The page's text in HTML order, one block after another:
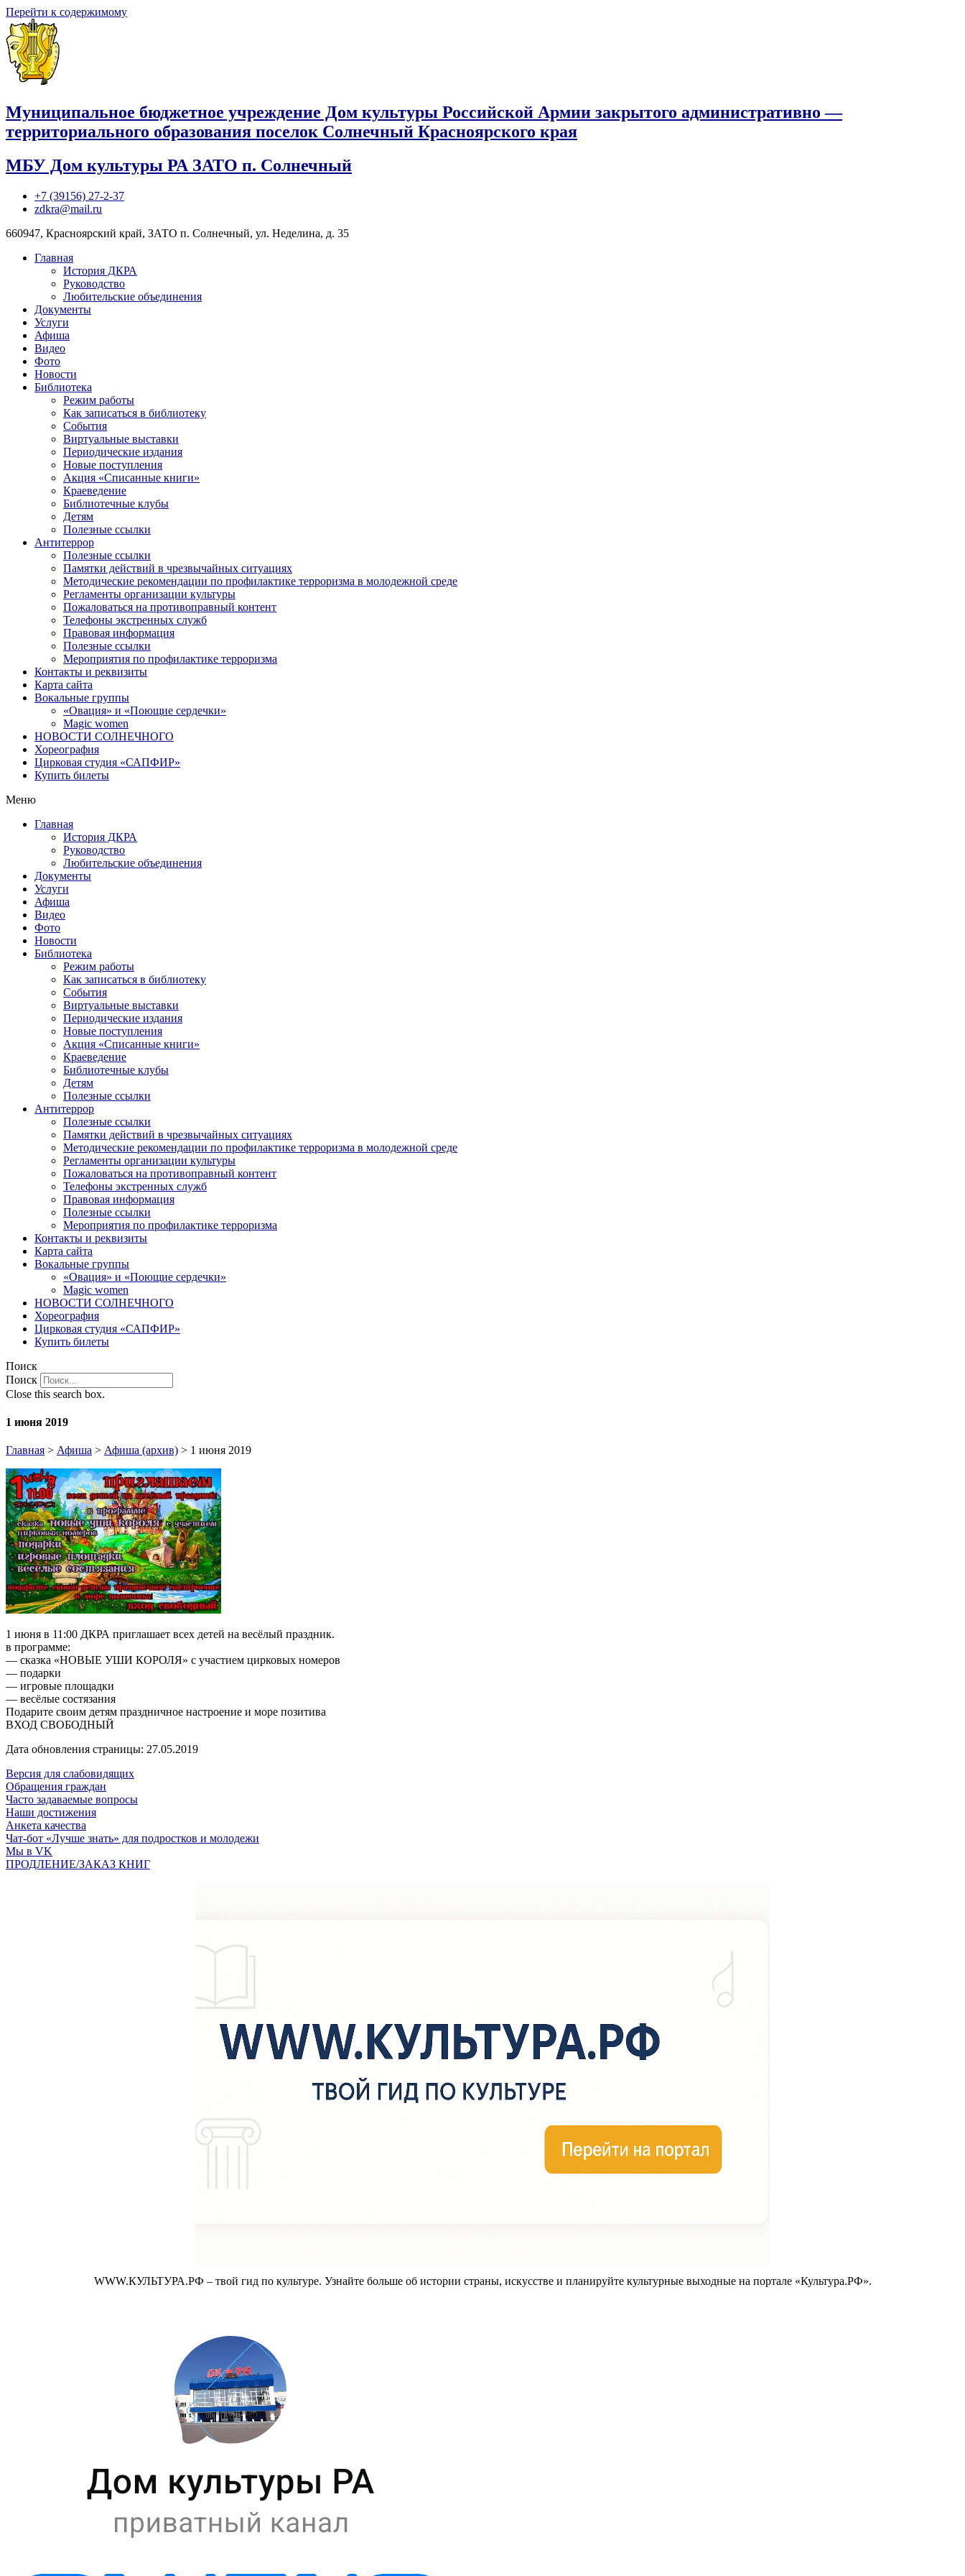
Перейти к содержимому
Муниципальное бюджетное учреждение Дом культуры Российской Армии закрытого административно —
территориального образования поселок Солнечный Красноярского края
МБУ Дом культуры РА ЗАТО п. Солнечный
+7 (39156) 27-2-37
zdkra@mail.ru
660947, Красноярский край, ЗАТО п. Солнечный, ул. Неделина, д. 35
Главная
История ДКРА
Руководство
Любительские объединения
Документы
Услуги
Афиша
Видео
Фото
Новости
Библиотека
Режим работы
Как записаться в библиотеку
События
Виртуальные выставки
Периодические издания
Новые поступления
Акция «Списанные книги»
Краеведение
Библиотечные клубы
Детям
Полезные ссылки
Антитеррор
Полезные ссылки
Памятки действий в чрезвычайных ситуациях
Методические рекомендации по профилактике терроризма в молодежной среде
Регламенты организации культуры
Пожаловаться на противоправный контент
Телефоны экстренных служб
Правовая информация
Полезные ссылки
Мероприятия по профилактике терроризма
Контакты и реквизиты
Карта сайта
Вокальные группы
«Овация» и «Поющие сердечки»
Magic women
НОВОСТИ СОЛНЕЧНОГО
Хореография
Цирковая студия «САПФИР»
Купить билеты
Меню
Главная
История ДКРА
Руководство
Любительские объединения
Документы
Услуги
Афиша
Видео
Фото
Новости
Библиотека
Режим работы
Как записаться в библиотеку
События
Виртуальные выставки
Периодические издания
Новые поступления
Акция «Списанные книги»
Краеведение
Библиотечные клубы
Детям
Полезные ссылки
Антитеррор
Полезные ссылки
Памятки действий в чрезвычайных ситуациях
Методические рекомендации по профилактике терроризма в молодежной среде
Регламенты организации культуры
Пожаловаться на противоправный контент
Телефоны экстренных служб
Правовая информация
Полезные ссылки
Мероприятия по профилактике терроризма
Контакты и реквизиты
Карта сайта
Вокальные группы
«Овация» и «Поющие сердечки»
Magic women
НОВОСТИ СОЛНЕЧНОГО
Хореография
Цирковая студия «САПФИР»
Купить билеты
Поиск
Поиск
Close this search box.
1 июня 2019
Главная > Афиша > Афиша (архив) > 1 июня 2019
1 июня в 11:00 ДКРА приглашает всех детей на весёлый праздник.
в программе:
— сказка «НОВЫЕ УШИ КОРОЛЯ» с участием цирковых номеров
— подарки
— игровые площадки
— весёлые состязания
Подарите своим детям праздничное настроение и море позитива
ВХОД СВОБОДНЫЙ
Дата обновления страницы: 27.05.2019
Версия для слабовидящих
Обращения граждан
Часто задаваемые вопросы
Наши достижения
Анкета качества
Чат-бот «Лучше знать» для подростков и молодежи
Мы в VK
ПРОДЛЕНИЕ/ЗАКАЗ КНИГ
WWW.КУЛЬТУРА.РФ – твой гид по культуре. Узнайте больше об истории страны, искусстве и планируйте культурные выходные на портале «Культура.РФ».